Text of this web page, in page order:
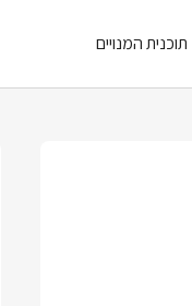
תוכנית המנויים